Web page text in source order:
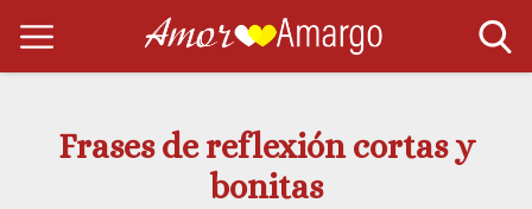
Frases de reflexión cortas y
bonitas